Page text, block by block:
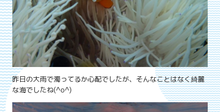
昨日の大雨で濁ってるか心配でしたが、そんなことはなく綺麗
な海でしたね(^o^)